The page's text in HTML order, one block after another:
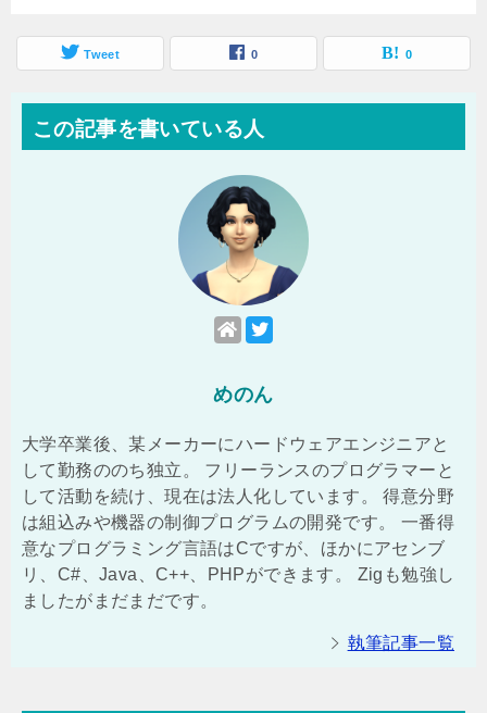
Tweet 0 0
この記事を書いている人
めのん
大学卒業後、某メーカーにハードウェアエンジニアと
して勤務ののち独立。 フリーランスのプログラマーと
して活動を続け、現在は法人化しています。 得意分野
は組込みや機器の制御プログラムの開発です。 一番得
意なプログラミング言語はCですが、ほかにアセンブ
リ、C#、Java、C++、PHPができます。 Zigも勉強し
ましたがまだまだです。
執筆記事一覧